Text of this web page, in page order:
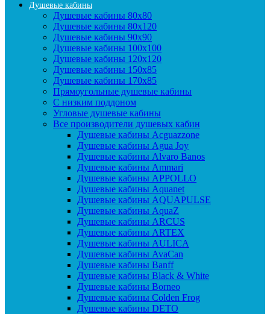
Душевые кабины
Душевые кабины 80x80
Душевые кабины 80x120
Душевые кабины 90х90
Душевые кабины 100x100
Душевые кабины 120x120
Душевые кабины 150x85
Душевые кабины 170x85
Прямоугольные душевые кабины
С низким поддоном
Угловые душевые кабины
Все производители душевых кабин
Душевые кабины Acguazzone
Душевые кабины Agua Joy
Душевые кабины Alvaro Banos
Душевые кабины Ammari
Душевые кабины APPOLLO
Душевые кабины Aquanet
Душевые кабины AQUAPULSE
Душевые кабины AquaZ
Душевые кабины ARCUS
Душевые кабины ARTEX
Душевые кабины AULICA
Душевые кабины AvaCan
Душевые кабины Banff
Душевые кабины Black & White
Душевые кабины Borneo
Душевые кабины Colden Frog
Душевые кабины DETO